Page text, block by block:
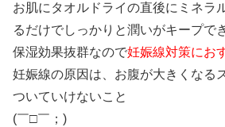
お肌にタオルドライの直後にミネラ
るだけでしっかりと潤いがキープで
保湿効果抜群なので妊娠線対策にお
妊娠線の原因は、お腹が大きくなる
ついていけないこと
(￣□￣；)